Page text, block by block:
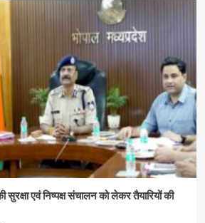
सुरक्षा एवं निष्पक्ष संचालन को लेकर तैयारियों की